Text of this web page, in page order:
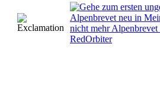
Alpenbrevet neu in
nicht mehr
RedOrbiter